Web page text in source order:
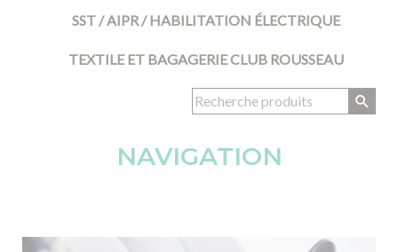
SST / AIPR / HABILITATION ÉLECTRIQUE
TEXTILE ET BAGAGERIE CLUB ROUSSEAU
NAVIGATION